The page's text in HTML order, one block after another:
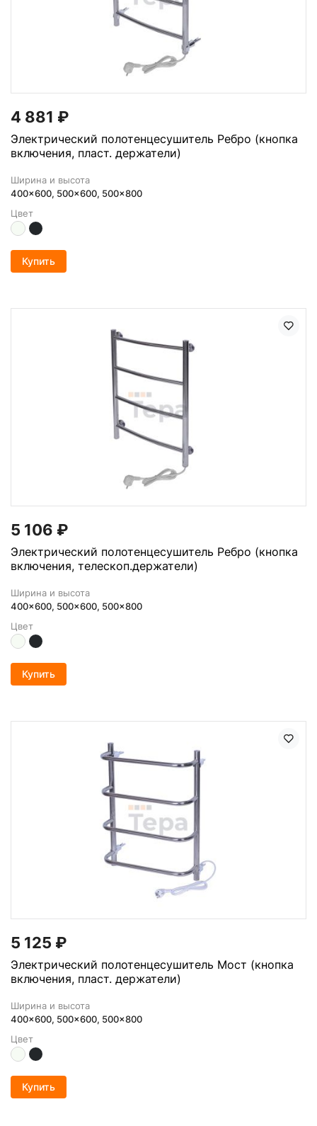
4 881 ₽
Электрический полотенцесушитель Ребро (кнопка
включения, пласт. держатели)
Ширина и высота
400x600, 500x600, 500x800
Цвет
Купить
5 106 ₽
Электрический полотенцесушитель Ребро (кнопка
включения, телескоп.держатели)
Ширина и высота
400x600, 500x600, 500x800
Цвет
Купить
5 125 ₽
Электрический полотенцесушитель Мост (кнопка
включения, пласт. держатели)
Ширина и высота
400x600, 500x600, 500x800
Цвет
Купить